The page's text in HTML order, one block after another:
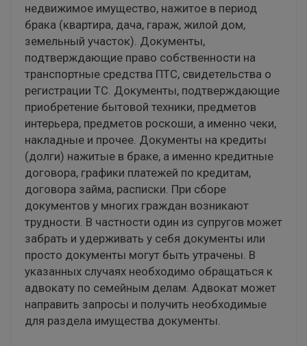
недвижимое имущество, нажитое в период
брака (квартира, дача, гараж, жилой дом,
земельный участок). Документы,
подтверждающие право собственности на
транспортные средства ПТС, свидетельства о
регистрации ТС. Документы, подтверждающие
приобретение бытовой техники, предметов
интерьера, предметов роскоши, а именно чеки,
накладные и прочее. Документы на кредиты
(долги) нажитые в браке, а именно кредитные
договора, графики платежей по кредитам,
договора займа, расписки. При сборе
документов у многих граждан возникают
трудности. В частности один из супругов может
забрать и удерживать у себя документы или
просто документы могут быть утрачены. В
указанных случаях необходимо обращаться к
адвокату по семейным делам. Адвокат может
направить запросы и получить необходимые
для раздела имущества документы.